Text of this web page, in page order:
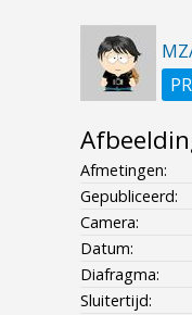
Afmetingen:
Gepubliceerd:
Camera:
Datum:
Diafragma:
Sluitertijd: